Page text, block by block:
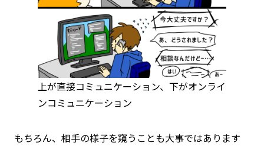
上が直接コミュニケーション、下がオンライ
ンコミュニケーション
もちろん、相手の様子を窺うことも大事ではあります